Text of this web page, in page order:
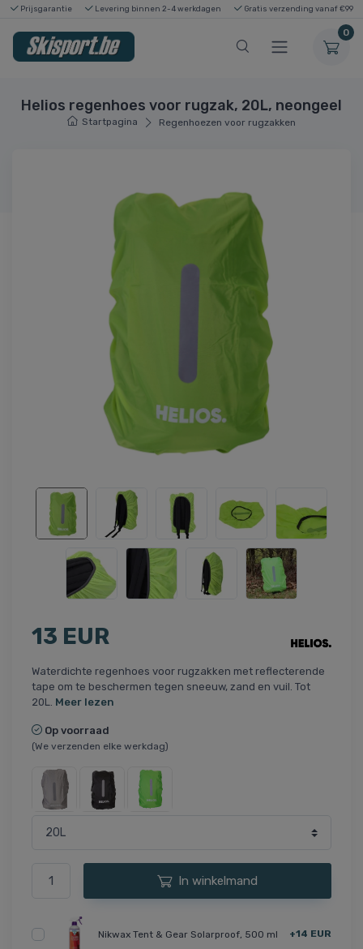
Prijsgarantie Levering binnen 2-4 werkdagen Gratis verzending vanaf €99
0
Helios regenhoes voor rugzak, 20L, neongeel
Startpagina Regenhoezen voor rugzakken
13 EUR
Waterdichte regenhoes voor rugzakken met reflecterende
tape om te beschermen tegen sneeuw, zand en vuil. Tot
20L. Meer lezen
Op voorraad
(We verzenden elke werkdag)
In winkelmand
Nikwax Tent & Gear Solarproof, 500 ml +14 EUR